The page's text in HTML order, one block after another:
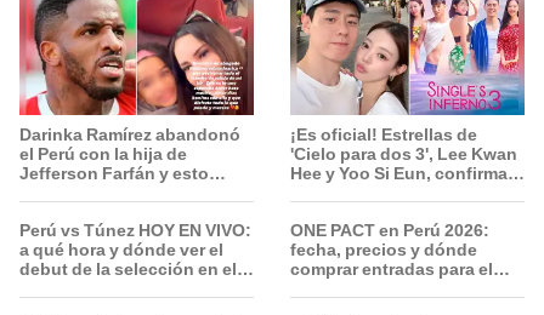
Darinka Ramírez abandonó
el Perú con la hija de
Jefferson Farfán y esto
Perú vs Túnez HOY EN VIVO:
a qué hora y dónde ver el
debut de la selección en el
¡Es oficial! Estrellas de
'Cielo para dos 3', Lee Kwan
Hee y Yoo Si Eun, confirman
ONE PACT en Perú 2026:
fecha, precios y dónde
comprar entradas para el